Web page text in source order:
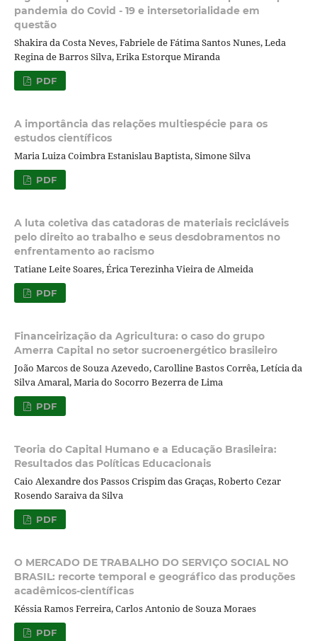
pandemia do Covid - 19 e intersetorialidade em
questão
Shakira da Costa Neves, Fabriele de Fátima Santos Nunes, Leda
Regina de Barros Silva, Erika Estorque Miranda
PDF
A importância das relações multiespécie para os
estudos científicos
Maria Luiza Coimbra Estanislau Baptista, Simone Silva
PDF
A luta coletiva das catadoras de materiais recicláveis
pelo direito ao trabalho e seus desdobramentos no
enfrentamento ao racismo
Tatiane Leite Soares, Érica Terezinha Vieira de Almeida
PDF
Financeirização da Agricultura: o caso do grupo
Amerra Capital no setor sucroenergético brasileiro
João Marcos de Souza Azevedo, Carolline Bastos Corrêa, Letícia da
Silva Amaral, Maria do Socorro Bezerra de Lima
PDF
Teoria do Capital Humano e a Educação Brasileira:
Resultados das Políticas Educacionais
Caio Alexandre dos Passos Crispim das Graças, Roberto Cezar
Rosendo Saraiva da Silva
PDF
O MERCADO DE TRABALHO DO SERVIÇO SOCIAL NO
BRASIL: recorte temporal e geográfico das produções
acadêmicos-científicas
Késsia Ramos Ferreira, Carlos Antonio de Souza Moraes
PDF